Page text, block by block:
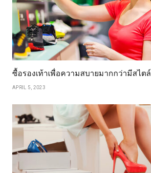
ซื้อรองเท้าเพื่อความสบายมากกว่ามีสไตล์
APRIL 5, 2023